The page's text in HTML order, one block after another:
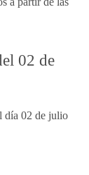
02 de
día 02 de julio